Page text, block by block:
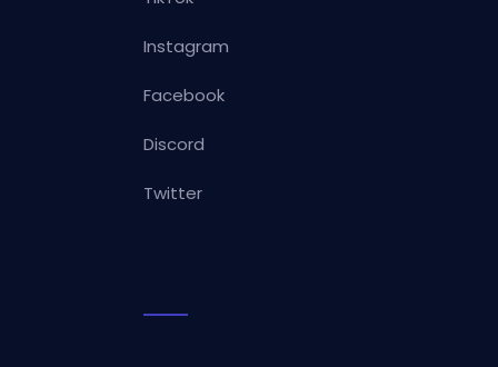
Instagram
Facebook
Discord
Twitter